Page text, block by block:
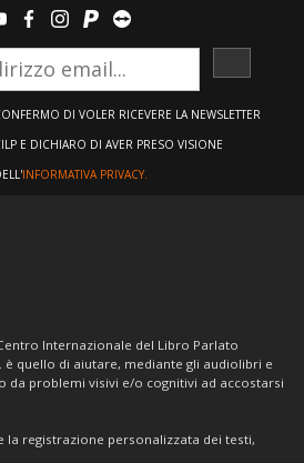
youtubefacebook
instagram
paypalteamviewer
DI VOLER RICEVERE LA NEWSLETTER
E DICHIARO DI AVER PRESO VISIONE
INFORMATIVA PRIVACY.
Internazionale del Libro Parlato
è quello di aiutare, mediante gli audiolibri e
da problemi visivi e/o cognitivi ad accostarsi
la registrazione personalizzata dei testi,